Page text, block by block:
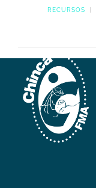
RECURSOS